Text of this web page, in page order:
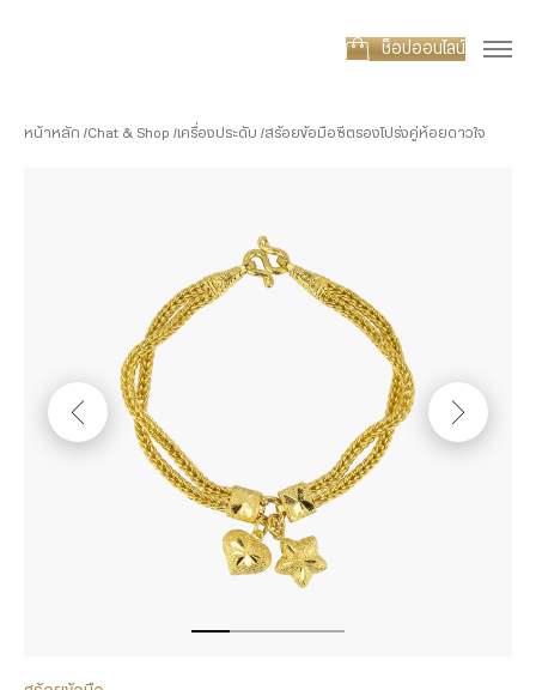
ช็อปออนไลน์
หน้าหลัก Chat & Shop เครื่องประดับ สร้อยข้อมือซีตรองโปร่งคู่ห้อยดาวใจ